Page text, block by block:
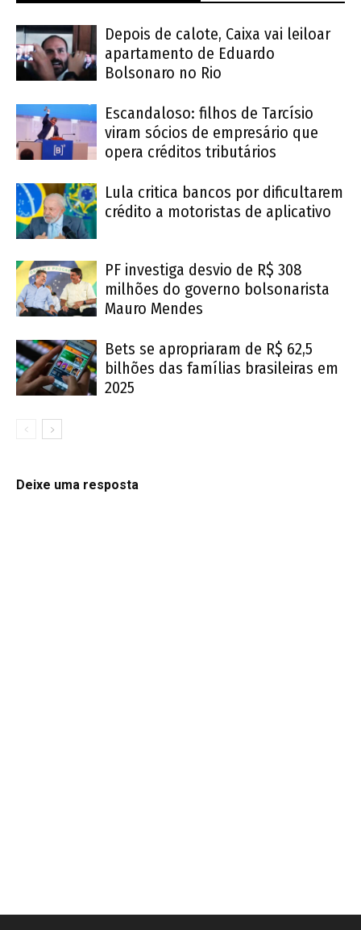
Depois de calote, Caixa vai leiloar
apartamento de Eduardo
Bolsonaro no Rio
Escandaloso: filhos de Tarcísio
viram sócios de empresário que
opera créditos tributários
Lula critica bancos por dificultarem
crédito a motoristas de aplicativo
PF investiga desvio de R$ 308
milhões do governo bolsonarista
Mauro Mendes
Bets se apropriaram de R$ 62,5
bilhões das famílias brasileiras em
2025
Deixe uma resposta